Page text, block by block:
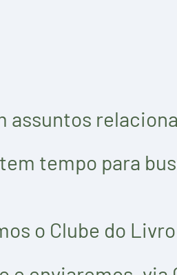
tempo para
o Clube do